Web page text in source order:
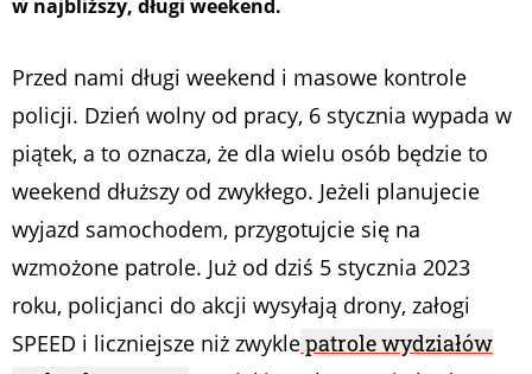
w najbliższy, długi weekend.
Przed nami długi weekend i masowe kontrole
policji. Dzień wolny od pracy, 6 stycznia wypada w
piątek, a to oznacza, że dla wielu osób będzie to
weekend dłuższy od zwykłego. Jeżeli planujecie
wyjazd samochodem, przygotujcie się na
wzmożone patrole. Już od dziś 5 stycznia 2023
roku, policjanci do akcji wysyłają drony, załogi
SPEED i liczniejsze niż zwyklepatrole wydziałów